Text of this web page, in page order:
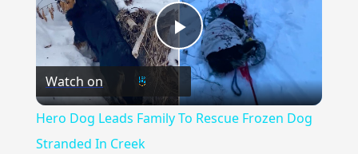
Play
Video
Watch on
Hero Dog Leads Family To Rescue Frozen Dog
Stranded In Creek